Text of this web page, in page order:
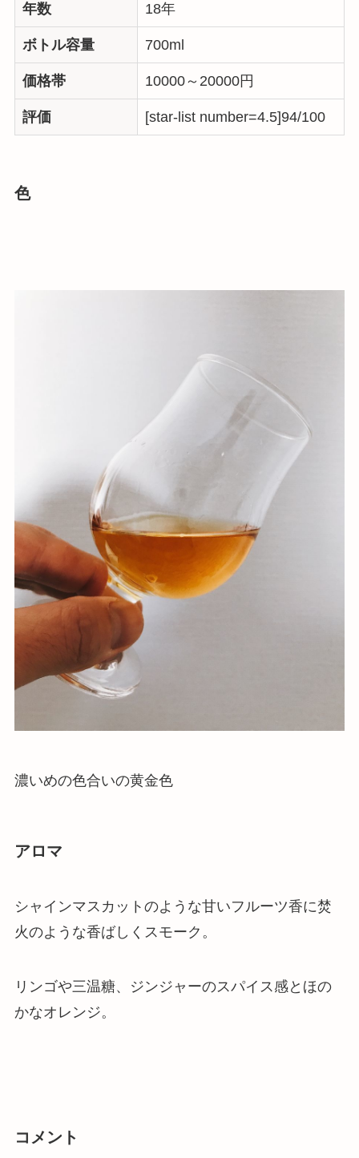
年数 18年
ボトル容量 700ml
価格帯 10000～20000円
評価 [star-list number=4.5]94/100
色
濃いめの色合いの黄金色
アロマ
シャインマスカットのような甘いフルーツ香に焚
火のような香ばしくスモーク。
リンゴや三温糖、ジンジャーのスパイス感とほの
かなオレンジ。
コメント